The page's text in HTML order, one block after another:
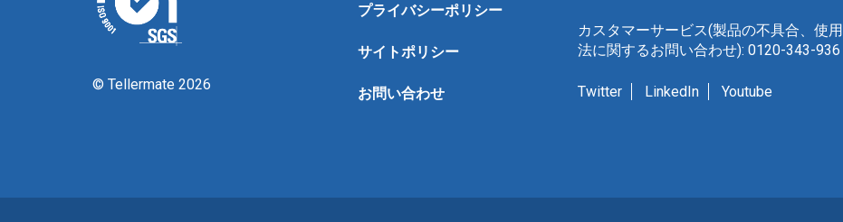
© Tellermate 2026
プライバシーポリシー
サイトポリシー
お問い合わせ
カスタマーサービス(製品の不具合、使
法に関するお問い合わせ): 0120-343-936
Twitter LinkedIn Youtube